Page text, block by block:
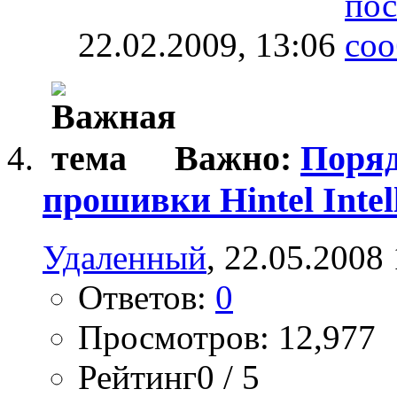
22.02.2009, 13:06
Важно:
прошивки Hintel
Удаленный, 22.05.2008
Ответов: 0
Просмотров: 12,977
Рейтинг0 / 5